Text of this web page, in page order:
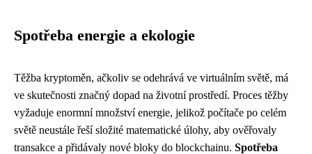
Spotřeba energie a ekologie
Těžba kryptoměn, ačkoliv se odehrává ve virtuálním světě, má
ve skutečnosti značný dopad na životní prostředí. Proces těžby
vyžaduje enormní množství energie, jelikož počítače po celém
světě neustále řeší složité matematické úlohy, aby ověřovaly
transakce a přidávaly nové bloky do blockchainu. Spotřeba